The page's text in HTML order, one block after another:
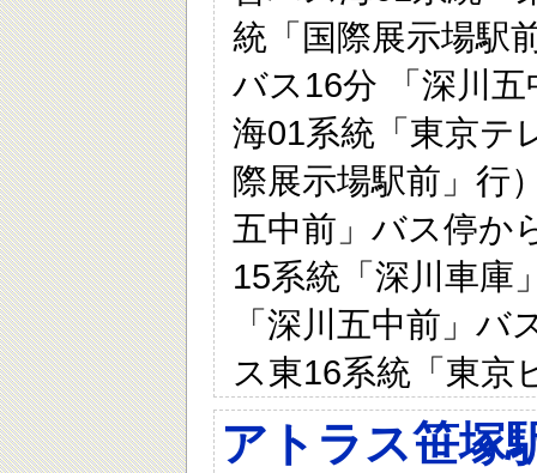
統「国際展示場駅
バス16分 「深川
海01系統「東京テ
際展示場駅前」行
五中前」バス停か
15系統「深川車庫
「深川五中前」
ス東16系統「東京
アトラス笹塚